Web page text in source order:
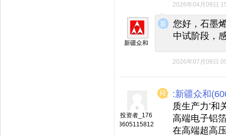
2026年04月09日
◆
◆
新疆众和
您好，石墨
中试阶段，
2026年07月08日
投资者_176
3605115812
:新疆众和
质生产力’和
高端电子铝
在高端超高